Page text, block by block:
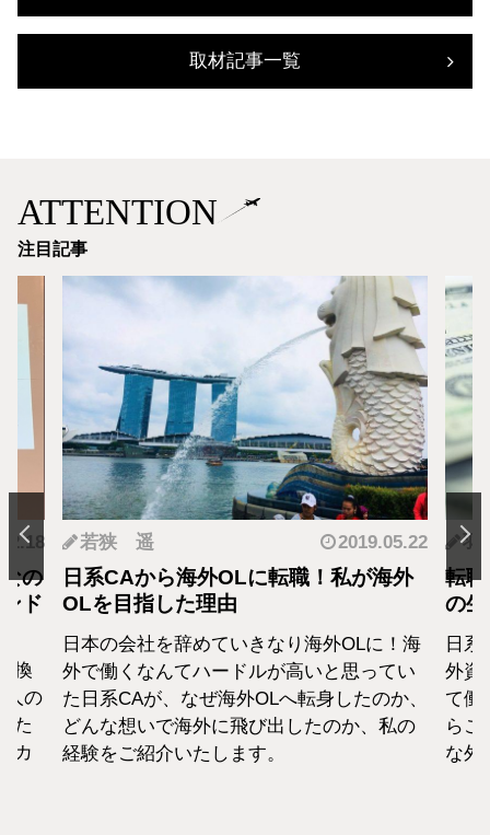
取材記事一覧
ATTENTION
注目記事
の
ド
換
人の
た
カ
若狭 遥 2019.05.22
日系CAから海外OLに転職！私が海外
OLを目指した理由
日本の会社を辞めていきなり海外OLに！海
外で働くなんてハードルが高いと思ってい
た日系CAが、なぜ海外OLへ転身したのか、
どんな想いで海外に飛び出したのか、私の
経験をご紹介いたします。
羽
転
の
日
外資
て働
らこ
な外